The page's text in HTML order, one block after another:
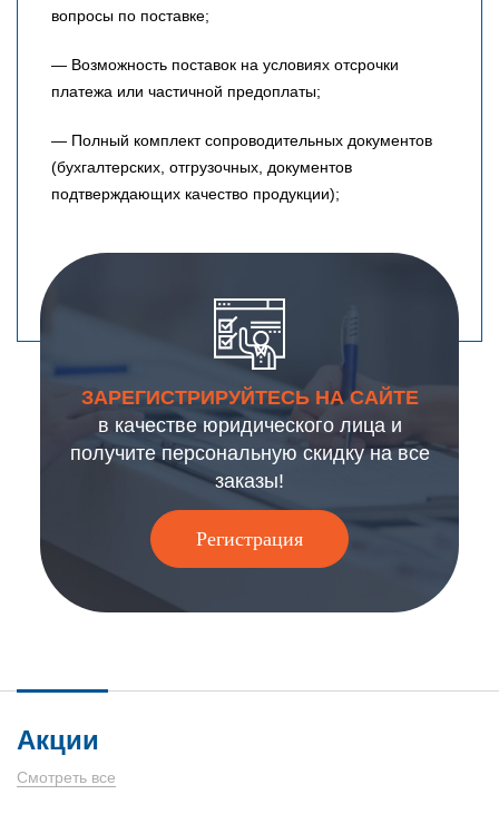
вопросы по поставке;
— Возможность поставок на условиях отсрочки
платежа или частичной предоплаты;
— Полный комплект сопроводительных документов
(бухгалтерских, отгрузочных, документов
подтверждающих качество продукции);
ЗАРЕГИСТРИРУЙТЕСЬ НА САЙТЕ
в качестве юридического лица и
получите персональную скидку на все
заказы!
Регистрация
Акции
Смотреть все